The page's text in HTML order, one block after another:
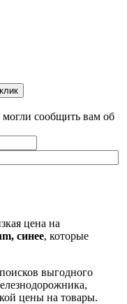
сообщить вам об
цена на
синее, которые
выгодного
цены на товары.